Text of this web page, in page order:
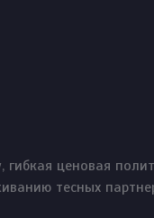
ценовая
тесных